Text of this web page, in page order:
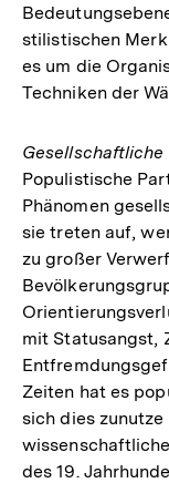
stilistischen
es um die
Techniken der
Populistische
Phänomen
sie treten auf,
zu großer
mit Statusangst,
Zeiten hat es
sich dies
des 19.